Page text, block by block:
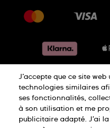
Retours
Conditions de vente
Jobs
Déclaration
Déclaration
J’accepte que ce site
technologies similaires
ses fonctionnalités,
à son utilisation et me
publicitaire adapté. J’ai